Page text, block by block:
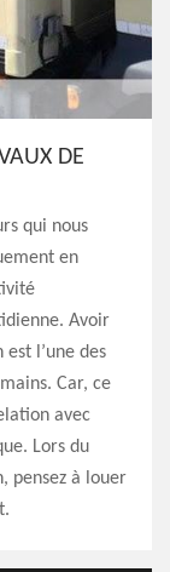
DE
qui nous
en
Avoir
l’une des
Car, ce
avec
Lors du
pensez à louer